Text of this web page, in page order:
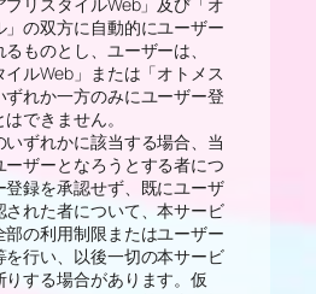
」の双方に自動的にユーザー
ものとし、ユーザーは、
イルWeb」または「オトメス
ずれか一方のみにユーザー登
できません。
いずれかに該当する場合、当
ーザーとなろうとする者につ
登録を承認せず、既にユーザ
された者について、本サービ
部の利用制限またはユーザー
を行い、以後一切の本サービ
りする場合があります。仮